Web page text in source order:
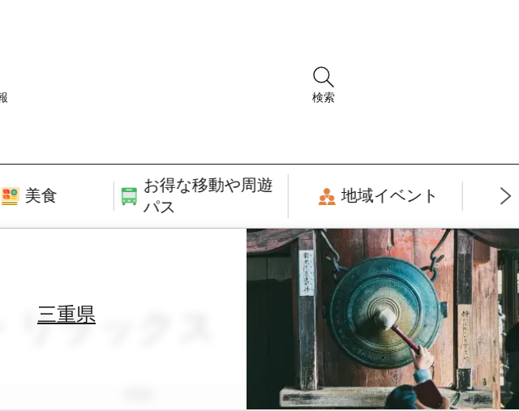
検索
美食
お得な移動や周遊
パス
地域イベント
三重県
ラックス